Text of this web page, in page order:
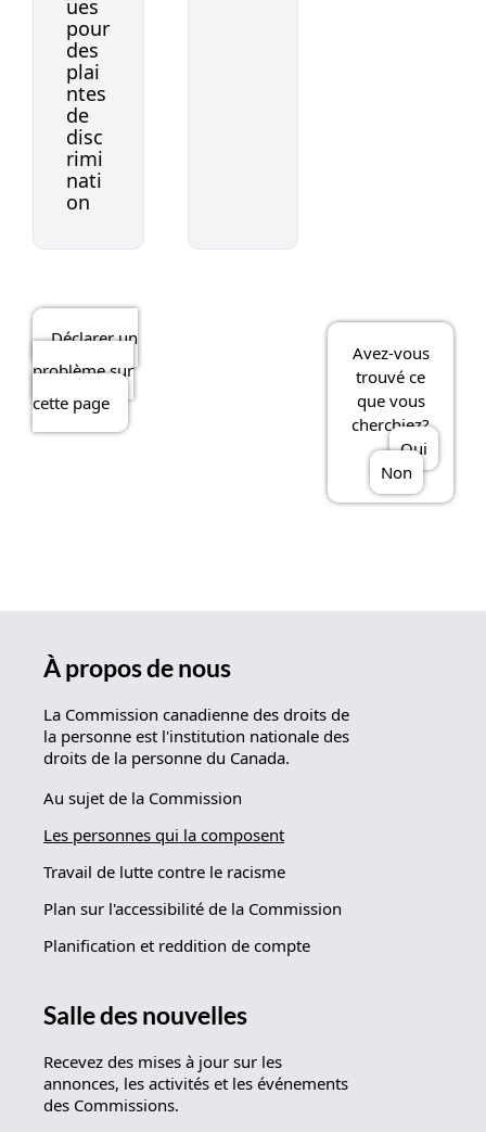
ues
pour
des
plai
ntes
de
disc
rimi
nati
on
Déclarer un
problème sur
cette page
Avez-vous
trouvé ce
que vous
cherchiez?
Oui
Non
À propos de nous
La Commission canadienne des droits de
la personne est l'institution nationale des
droits de la personne du Canada.
Au sujet de la Commission
Les personnes qui la composent
Travail de lutte contre le racisme
Plan sur l'accessibilité de la Commission
Planification et reddition de compte
Salle des nouvelles
Recevez des mises à jour sur les
annonces, les activités et les événements
des Commissions.